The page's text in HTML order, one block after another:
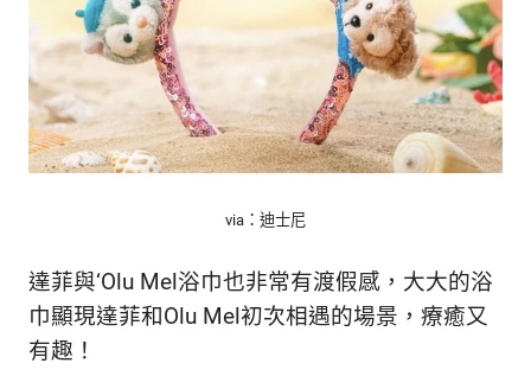
via：迪士尼
達菲與‘Olu Mel浴巾也非常有渡假感，大大的浴
巾顯現達菲和Olu Mel初次相遇的場景，療癒又
有趣！